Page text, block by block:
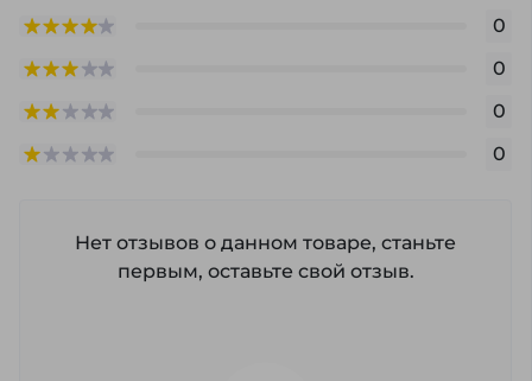
0
0
0
0
Нет отзывов о данном товаре, станьте
первым, оставьте свой отзыв.